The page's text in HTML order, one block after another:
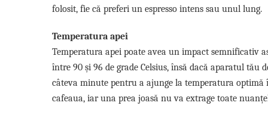
folosit, fie că preferi un espresso intens sau unul lung.
Temperatura apei
Temperatura apei poate avea un impact semnificativ
între 90 și 96 de grade Celsius, însă dacă aparatul tău
câteva minute pentru a ajunge la temperatura optimă
cafeaua, iar una prea joasă nu va extrage toate